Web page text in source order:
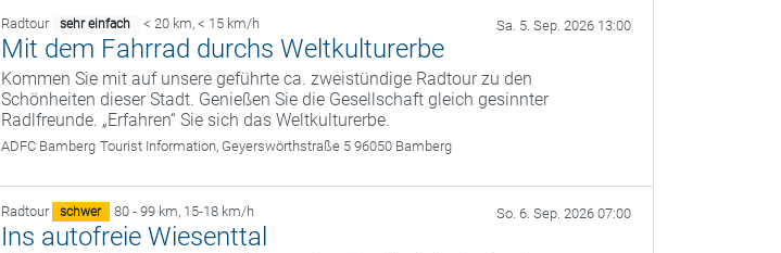
Radtour sehr einfach < 20 km, < 15 km/h Sa. 5. Sep. 2026 13:00
Mit dem Fahrrad durchs Weltkulturerbe
Kommen Sie mit auf unsere geführte ca. zweistündige Radtour zu den
Schönheiten dieser Stadt. Genießen Sie die Gesellschaft gleich gesinnter
Radlfreunde. „Erfahren“ Sie sich das Weltkulturerbe.
ADFC Bamberg Tourist Information, Geyerswörthstraße 5 96050 Bamberg
Radtour schwer 80 - 99 km, 15-18 km/h So. 6. Sep. 2026 07:00
Ins autofreie Wiesenttal